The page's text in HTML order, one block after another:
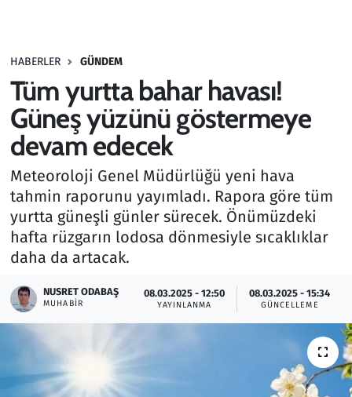
HABERLER GÜNDEM
Tüm yurtta bahar havası!
Güneş yüzünü göstermeye
devam edecek
Meteoroloji Genel Müdürlüğü yeni hava
tahmin raporunu yayımladı. Rapora göre tüm
yurtta güneşli günler sürecek. Önümüzdeki
hafta rüzgarın lodosa dönmesiyle sıcaklıklar
daha da artacak.
NUSRET ODABAŞ
MUHABIR
08.03.2025 - 12:50
YAYINLANMA
08.03.2025 - 15:34
GÜNCELLEME
Haber
Kültür Sanat
Kurumsal Haberler
Lezzet Durağı
Memur ve Kamu
Otomobil
Oyun
Ramazan
Resmi İlanlar